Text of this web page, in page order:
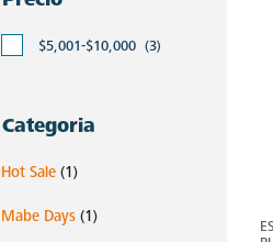
$5,001-$10,000 (3)
Categoria
Hot Sale (1)
Mabe Days (1)